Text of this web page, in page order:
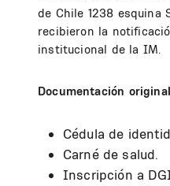
de Chile 1238 esquina
recibieron la
institucional de la IM.
Documentación
Cédula de
Carné de salud.
Inscripción a